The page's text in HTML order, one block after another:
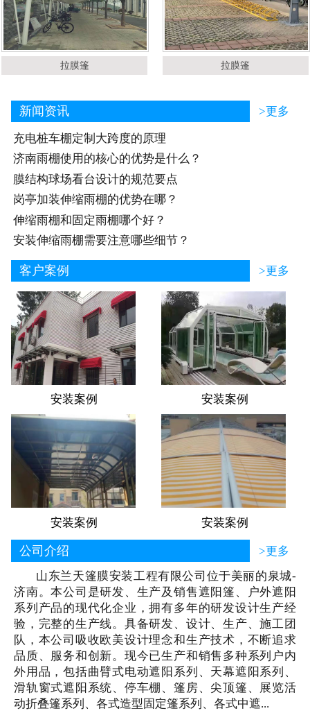
拉膜篷 拉膜篷
新闻资讯 >更多
充电桩车棚定制大跨度的原理
济南雨棚使用的核心的优势是什么？
膜结构球场看台设计的规范要点
岗亭加装伸缩雨棚的优势在哪？
伸缩雨棚和固定雨棚哪个好？
安装伸缩雨棚需要注意哪些细节？
客户案例 >更多
安装案例 安装案例
安装案例 安装案例
公司介绍
>更多
山东兰天篷膜安装工程有限公司位于美丽的泉城-
济南。本公司是研发、生产及销售遮阳篷、户外遮阳
系列产品的现代化企业，拥有多年的研发设计生产经
验，完整的生产线。具备研发、设计、生产、施工团
队，本公司吸收欧美设计理念和生产技术，不断追求
品质、服务和创新。现今已生产和销售多种系列户内
外用品，包括曲臂式电动遮阳系列、天幕遮阳系列、
滑轨窗式遮阳系统、停车棚、篷房、尖顶篷、展览活
动折叠篷系列、各式造型固定篷系列、各式中遮...